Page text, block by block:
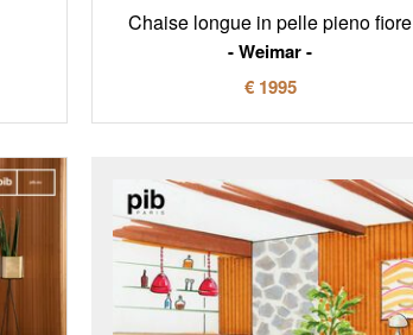
Chaise longue in pelle pieno fiore
Weimar
€ 1995